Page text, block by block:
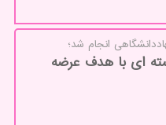
انجام شد؛
ای با هدف عرضه